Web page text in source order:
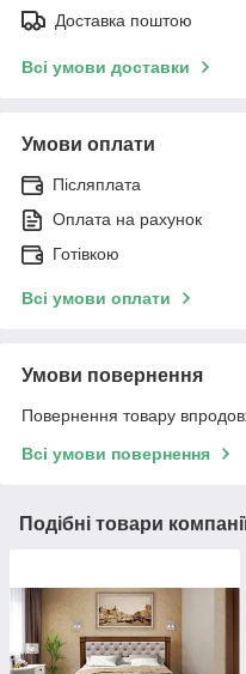
Доставка поштою
Всі умови доставки
Умови оплати
Післяплата
Оплата на рахунок
Готівкою
Всі умови оплати
Умови повернення
Повернення товару
Всі умови повернення
Подібні товари